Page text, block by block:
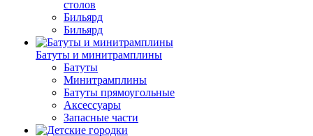
столов
Бильяpд
Бильяpд
Батуты и минитрамплины
Батуты
Минитрамплины
Батуты прямоугольные
Аксессуары
Запасные части